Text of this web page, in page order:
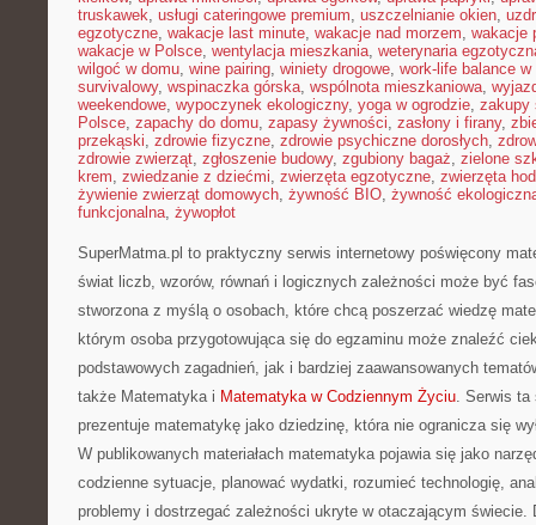
truskawek, usługi cateringowe premium, uszczelnianie okien,
egzotyczne, wakacje last minute, wakacje nad morzem, wakacje
wakacje w Polsce, wentylacja mieszkania, weterynaria
wilgoć w domu, wine pairing, winiety drogowe, work-life balance w
survivalowy, wspinaczka górska, wspólnota mieszkaniowa,
weekendowe, wypoczynek ekologiczny, yoga w ogrodzie, zakupy
Polsce, zapachy do domu, zapasy żywności, zasłony i firany,
przekąski, zdrowie fizyczne, zdrowie psychiczne dorosłych,
zdrowie zwierząt, zgłoszenie budowy, zgubiony bagaż, zielone
krem, zwiedzanie z dziećmi, zwierzęta egzotyczne, zwierzęta
żywienie zwierząt domowych, żywność BIO, żywność
funkcjonalna, żywopłot
SuperMatma.pl to praktyczny serwis internetowy poświęcony
świat liczb, wzorów, równań i logicznych zależności może być
stworzona z myślą o osobach, które chcą poszerzać wiedzę
którym osoba przygotowująca się do egzaminu może znaleźć
podstawowych zagadnień, jak i bardziej zaawansowanych
także Matematyka i Matematyka w Codziennym Życiu. Serwis ta
prezentuje matematykę jako dziedzinę, która nie ogranicza się
W publikowanych materiałach matematyka pojawia się jako
codzienne sytuacje, planować wydatki, rozumieć technologię,
problemy i dostrzegać zależności ukryte w otaczającym świecie.